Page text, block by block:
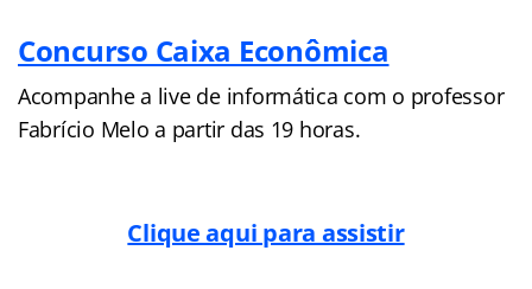
Concurso Caixa Econômica
Acompanhe a live de informática com o professor
Fabrício Melo a partir das 19 horas.
Clique aqui para assistir